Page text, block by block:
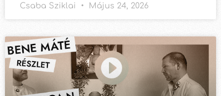
Csaba Sziklai Május 24, 2026